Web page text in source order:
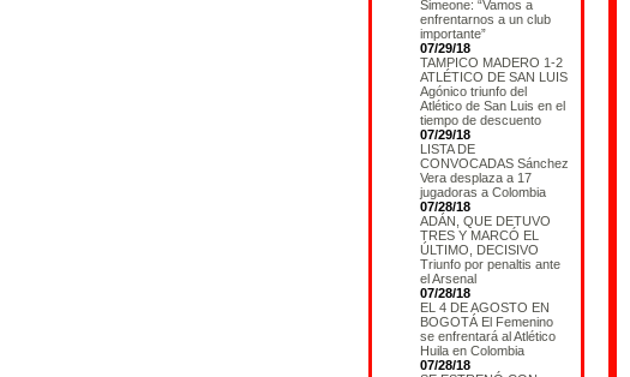
Simeone: “Vamos a
enfrentarnos a un club
importante”
07/29/18
TAMPICO MADERO 1-2
ATLÉTICO DE SAN LUIS
Agónico triunfo del
Atlético de San Luis en el
tiempo de descuento
07/29/18
LISTA DE
CONVOCADAS Sánchez
Vera desplaza a 17
jugadoras a Colombia
07/28/18
ADÁN, QUE DETUVO
TRES Y MARCÓ EL
ÚLTIMO, DECISIVO
Triunfo por penaltis ante
el Arsenal
07/28/18
EL 4 DE AGOSTO EN
BOGOTÁ El Femenino
se enfrentará al Atlético
Huila en Colombia
07/28/18